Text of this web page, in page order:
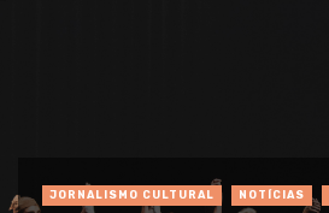
JORNALISMO CULTURAL NOTÍCIAS